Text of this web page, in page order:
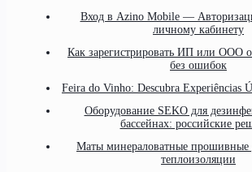
Вход в Azino Mobile —
личному кабинету
Как зарегистрировать ИП или ООО
без ошибок
Feira do Vinho: Descubra Experiências
Оборудование SEKO для
бассейнах: российские
Маты минераловатные прошивные
теплоизоляции